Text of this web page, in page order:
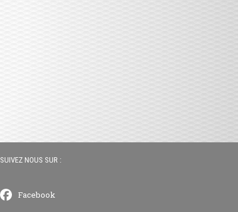
SUIVEZ NOUS SUR :
Facebook